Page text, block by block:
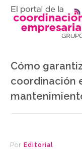
Cómo
coordinación
Por Editorial